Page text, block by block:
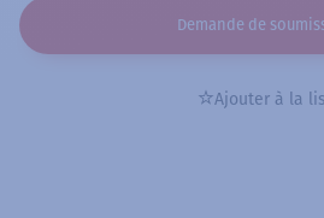
Demande de
Ajouter à la